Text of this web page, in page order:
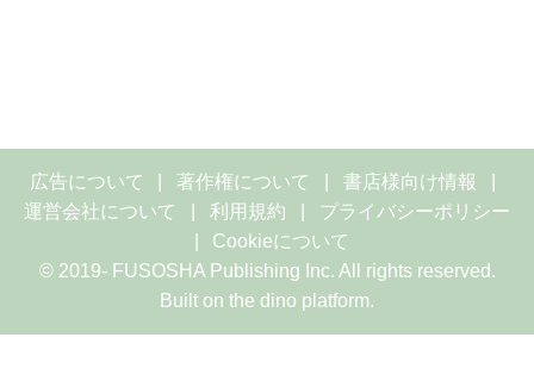
広告について 著作権について
書店様向け情報
運営会社について
利用規約
プライバシーポリシー
Cookieについて
© 2019- FUSOSHA Publishing Inc. All rights reserved.
Built on the dino platform.